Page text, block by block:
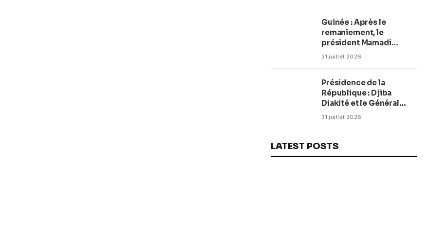
Guinée : Après le
remaniement, le
président Mamadi
Doumbouya fixe les
31 juillet 2026
Présidence de la
République : Djiba
Diakité et le Général
Amara Camara
31 juillet 2026
LATEST POSTS